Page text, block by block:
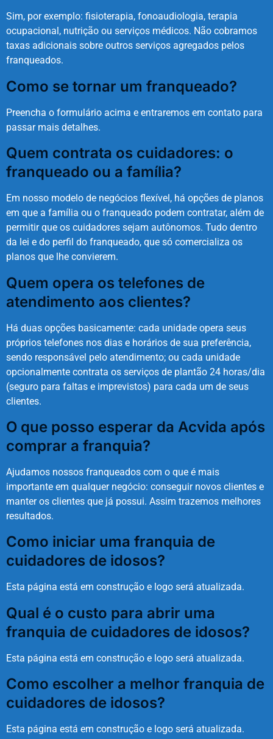
Sim, por exemplo: fisioterapia, fonoaudiologia, terapia
ocupacional, nutrição ou serviços médicos. Não cobramos
taxas adicionais sobre outros serviços agregados pelos
franqueados.
Como se tornar um franqueado?
Preencha o formulário acima e entraremos em contato para
passar mais detalhes.
Quem contrata os cuidadores: o
franqueado ou a família?
Em nosso modelo de negócios flexível, há opções de planos
em que a família ou o franqueado podem contratar, além de
permitir que os cuidadores sejam autônomos. Tudo dentro
da lei e do perfil do franqueado, que só comercializa os
planos que lhe convierem.
Quem opera os telefones de
atendimento aos clientes?
Há duas opções basicamente: cada unidade opera seus
próprios telefones nos dias e horários de sua preferência,
sendo responsável pelo atendimento; ou cada unidade
opcionalmente contrata os serviços de plantão 24 horas/dia
(seguro para faltas e imprevistos) para cada um de seus
clientes.
O que posso esperar da Acvida após
comprar a franquia?
Ajudamos nossos franqueados com o que é mais
importante em qualquer negócio: conseguir novos clientes e
manter os clientes que já possui. Assim trazemos melhores
resultados.
Como iniciar uma franquia de
cuidadores de idosos?
Esta página está em construção e logo será atualizada.
Qual é o custo para abrir uma
franquia de cuidadores de idosos?
Esta página está em construção e logo será atualizada.
Como escolher a melhor franquia de
cuidadores de idosos?
Esta página está em construção e logo será atualizada.